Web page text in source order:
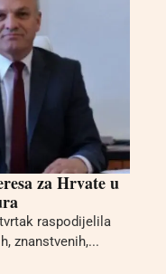
za Hrvate u
raspodijelila
znanstvenih,...